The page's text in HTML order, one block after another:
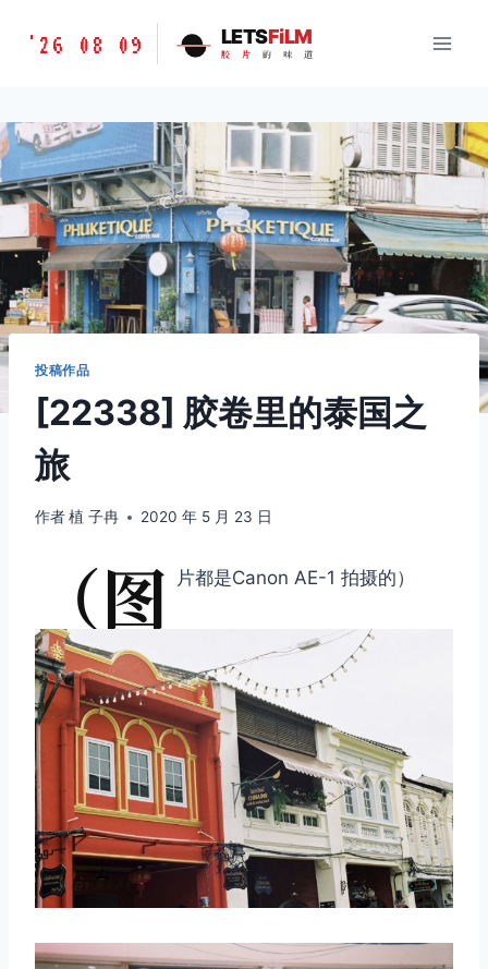
胶
味
道
LETSFILM
'26 08 09 LETSFiLM
胶 片 的 味 道
投稿作品
[22338] 胶卷里的泰国之
旅
作者植 子冉 2020 年 5 月 23 日
（图 片都是Canon AE-1 拍摄的）